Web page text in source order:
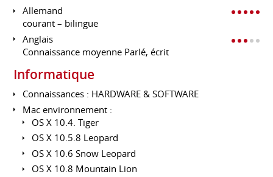
Allemand
courant – bilingue
Anglais
Connaissance moyenne Parlé, écrit
Informatique
Connaissances : HARDWARE & SOFTWARE
Mac environnement :
OS X 10.4. Tiger
OS X 10.5.8 Leopard
OS X 10.6 Snow Leopard
OS X 10.8 Mountain Lion